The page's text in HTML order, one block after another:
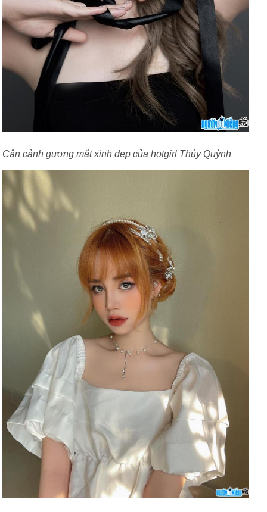
Cận cảnh gương mặt xinh đẹp của hotgirl Thúy Quỳnh